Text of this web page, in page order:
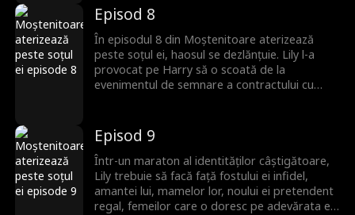
își dezvăluie adevărata identitate. Totuși, a
fost numită săracă lipită și prostituată. Harry
i-a scris un cec lui Lily pentru a o face să plece.
Cum va reuși Lily să își dezvăluie adevăratul
potențial?
Episod 8
În episodul 8 din Moștenitoare aterizează
peste soțul ei, haosul se dezlănțuie. Lily l-a
provocat pe Harry să o scoată de la
evenimentul de semnare a contractului cu
ciuda protestelor lui Harry, Lily a ocupat locul
lui Quince Sterling. Lily i-a șocat pe cei bogați
prezenți la petrecere. Va veni Quince Sterling
în ajutorul lui Lily?
Episod 9
Într-un maraton al identităților câștigătoare,
Lily trebuie să facă față fostului ei infidel,
amantei lui, mamelor lor, noului ei pretendent
regal, femeilor care o doresc pe adevărata ei